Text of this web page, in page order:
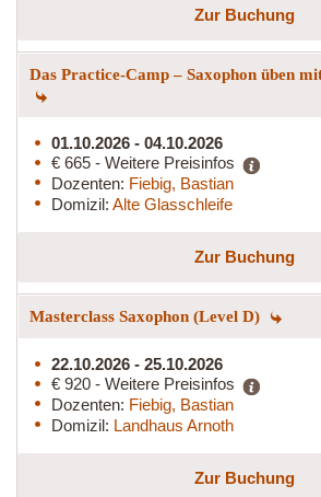
Zur Buchung
Das Practice-Camp – Saxophon üben
01.10.2026 - 04.10.2026
€ 665 - Weitere Preisinfos
Dozenten: Fiebig, Bastian
Domizil: Alte Glasschleife
Zur Buchung
Masterclass Saxophon (Level D)
22.10.2026 - 25.10.2026
€ 920 - Weitere Preisinfos
Dozenten: Fiebig, Bastian
Domizil: Landhaus Arnoth
Zur Buchung